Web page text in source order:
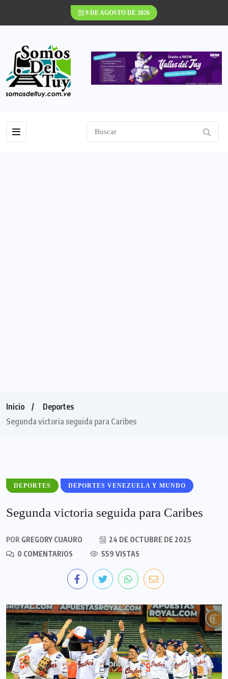
9 DE AGOSTO DE 2026
Inicio
Deportes
Segunda victoria seguida para Caribes
DEPORTES DEPORTES VENEZUELA Y MUNDO
Segunda victoria seguida para Caribes
POR GREGORY CUAURO
24 DE OCTUBRE DE 2025
0 COMENTARIOS
559 VISTAS